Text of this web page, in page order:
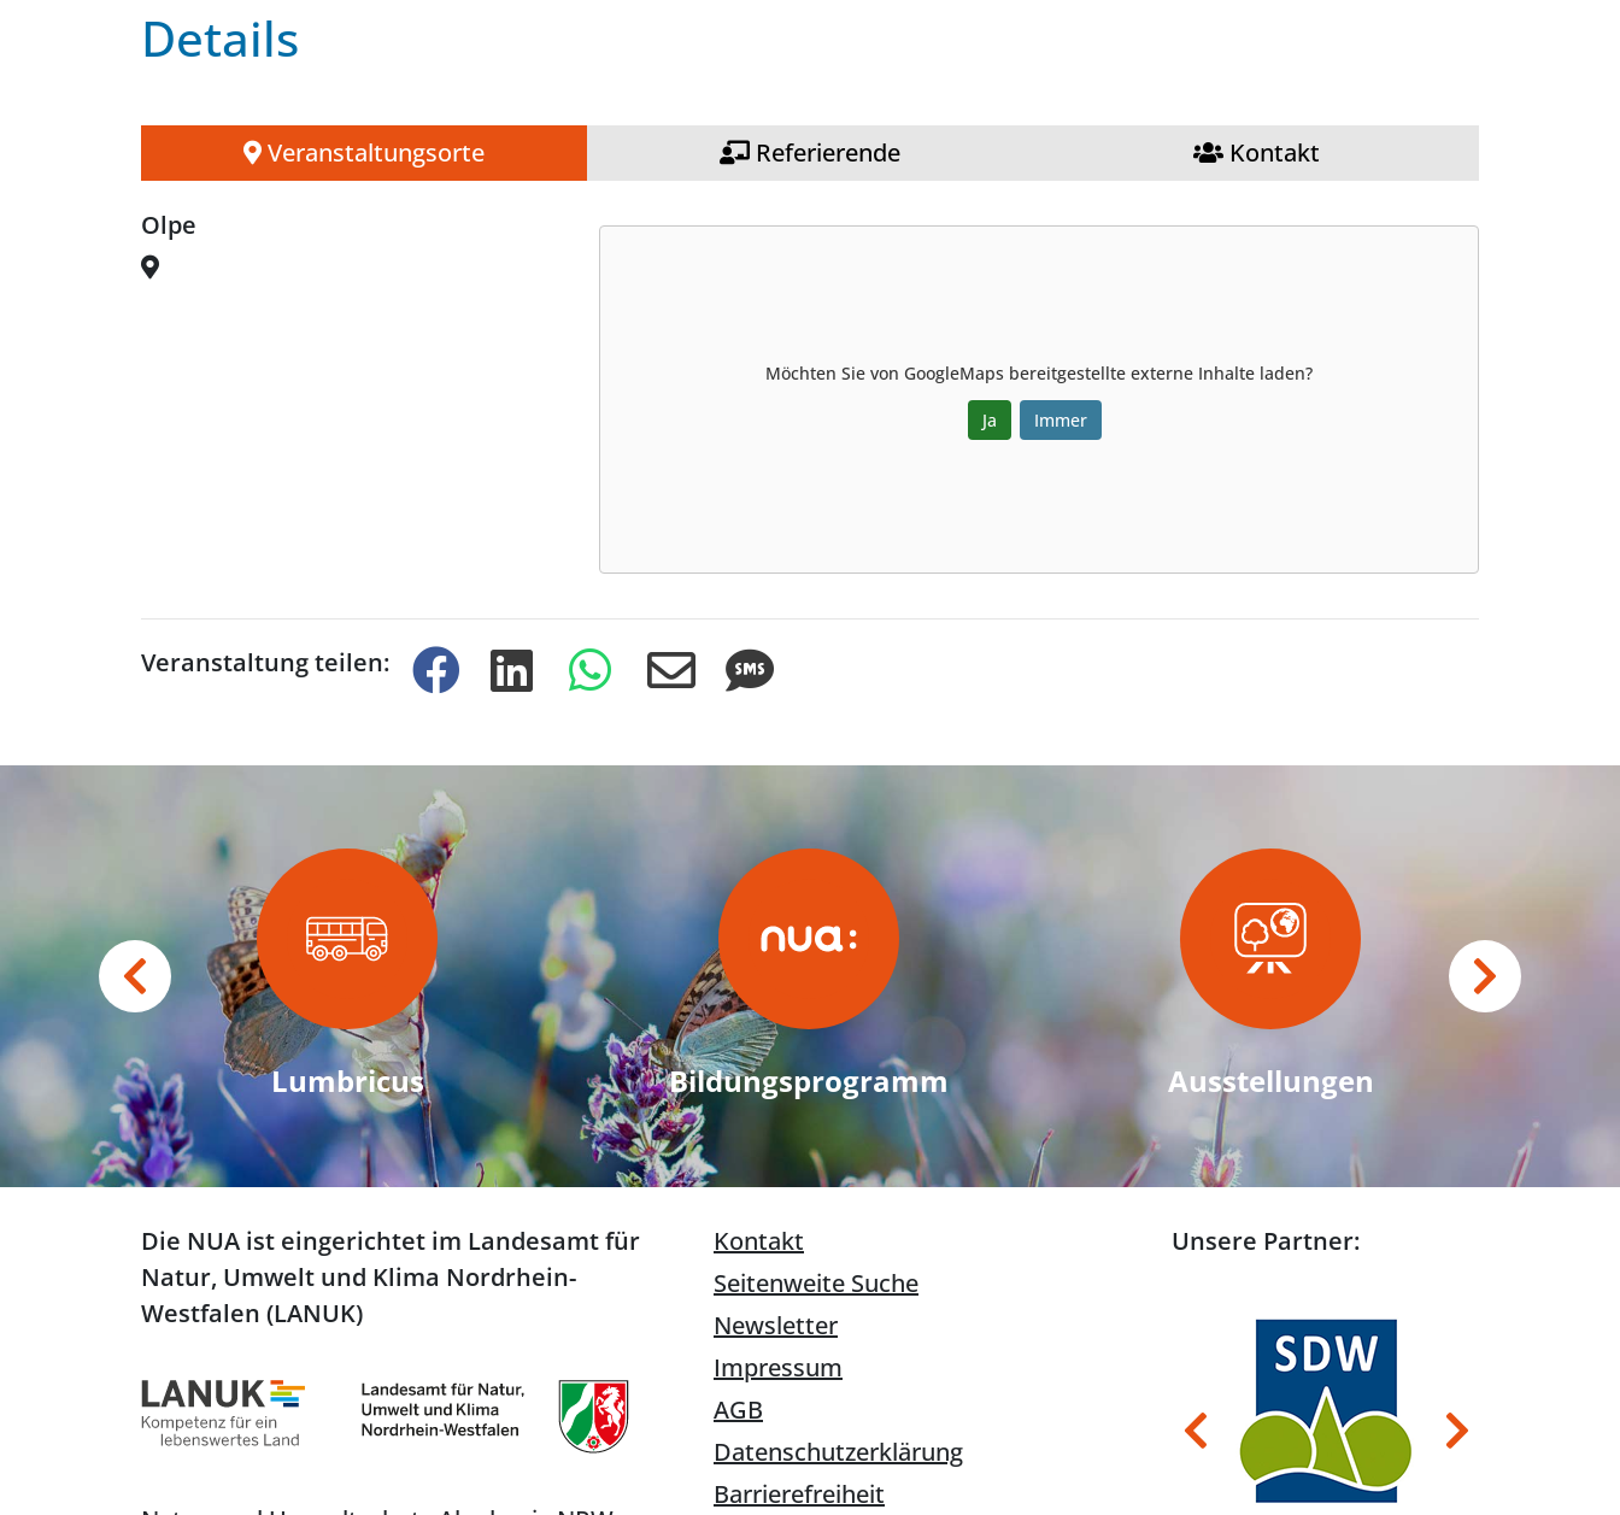
Details
Veranstaltungsorte Referierende Kontakt
Olpe
Möchten Sie von GoogleMaps bereitgestellte externe Inhalte laden?
Ja Immer
Veranstaltung teilen:
Lumbricus Bildungsprogramm Ausstellungen
Die NUA ist eingerichtet im Landesamt für
Natur, Umwelt und Klima Nordrhein-
Westfalen (LANUK)
Kontakt
Seitenweite Suche
Newsletter
Impressum
AGB
Datenschutzerklärung
Barrierefreiheit
Unsere Partner:
Previous Next